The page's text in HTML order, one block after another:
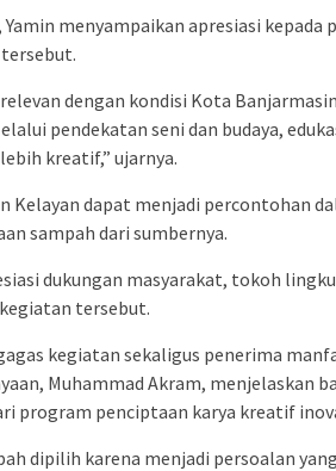
menyampaikan apresiasi kepada
dengan kondisi Kota
pendekatan seni dan budaya,
kreatif,” ujarnya.
Kelayan dapat menjadi percontohan
sampah dari sumbernya.
dukungan masyarakat, tokoh
tersebut.
kegiatan sekaligus penerima
Muhammad Akram, menjelaskan
program penciptaan karya kreatif
dipilih karena menjadi persoalan